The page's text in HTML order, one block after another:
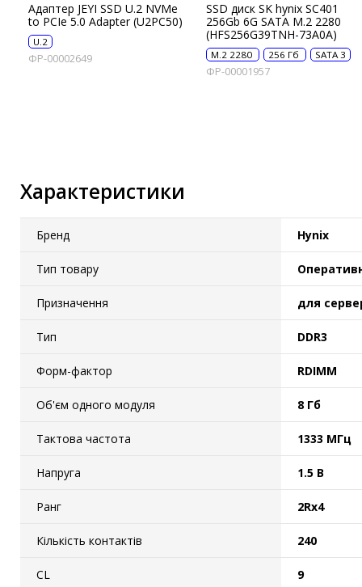
IP-камери
Автономне живлення
Адаптер JEYI SSD U.2 NVMe
to PCIe 5.0 Adapter (U2PC50)
U.2
ФР-00002649
SSD диск SK hynix SC401
256Gb 6G SATA M.2 2280
(HFS256G39TNH-73A0A)
M.2 2280 256 Гб SATA 3
ФР-00001957
Характеристики
Бренд Hynix
Тип товару
Призначення для
Тип DDR3
Форм-фактор RDIMM
Об'єм одного модуля 8 Гб
Тактова частота 1333 МГц
Напруга 1.5 В
Ранг 2Rx4
Кількість контактів 240
CL 9